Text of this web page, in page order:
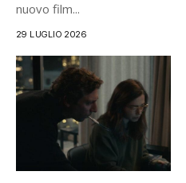
nuovo film...
29 LUGLIO 2026